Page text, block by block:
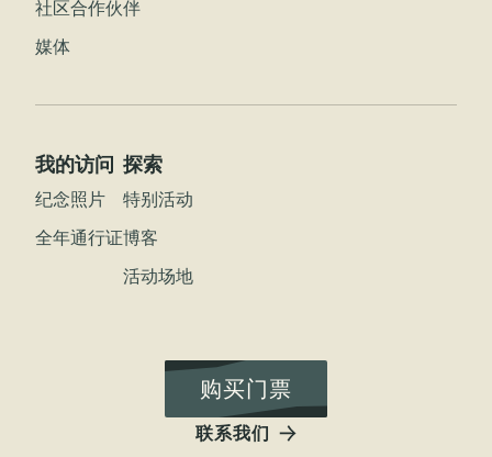
社区合作伙伴
媒体
我的访问
纪念照片
全年通行证
探索
特别活动
博客
活动场地
购买门票
联系我们